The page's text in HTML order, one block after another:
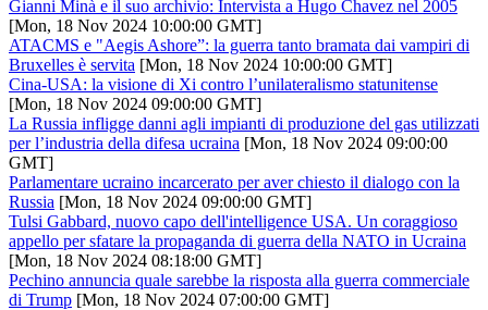
Gianni Minà e il suo archivio: Intervista a Hugo Chavez nel 2005
[Mon, 18 Nov 2024 10:00:00 GMT]
ATACMS e "Aegis Ashore”: la guerra tanto bramata dai vampiri di
Bruxelles è servita [Mon, 18 Nov 2024 10:00:00 GMT]
Cina-USA: la visione di Xi contro l’unilateralismo statunitense
[Mon, 18 Nov 2024 09:00:00 GMT]
La Russia infligge danni agli impianti di produzione del gas utilizzati
per l’industria della difesa ucraina [Mon, 18 Nov 2024 09:00:00
GMT]
Parlamentare ucraino incarcerato per aver chiesto il dialogo con la
Russia [Mon, 18 Nov 2024 09:00:00 GMT]
Tulsi Gabbard, nuovo capo dell'intelligence USA. Un coraggioso
appello per sfatare la propaganda di guerra della NATO in Ucraina
[Mon, 18 Nov 2024 08:18:00 GMT]
Pechino annuncia quale sarebbe la risposta alla guerra commerciale
di Trump [Mon, 18 Nov 2024 07:00:00 GMT]